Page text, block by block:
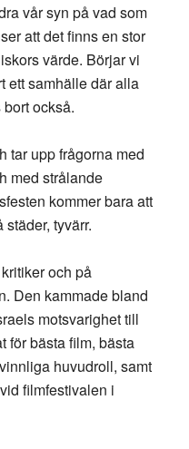
vår syn på vad som
att det finns en stor
värde. Börjar vi
ett samhälle där alla
också.
tar upp frågorna med
med strålande
kommer bara att
tyvärr.
och på
Den kammade bland
motsvarighet till
för bästa film, bästa
huvudroll, samt
filmfestivalen i